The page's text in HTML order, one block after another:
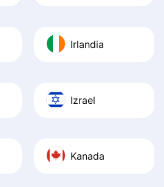
Irlandia
Izrael
Kanada